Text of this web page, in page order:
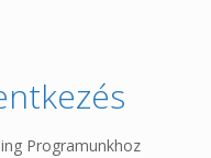
Programunkhoz